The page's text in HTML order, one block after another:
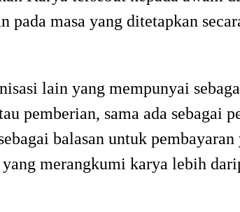
masa yang ditetapkan
lain yang mempunyai
pemberian, sama ada sebagai
balasan untuk pembayaran
merangkumi karya lebih